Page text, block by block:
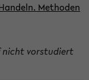
Methoden
nicht vorstudiert